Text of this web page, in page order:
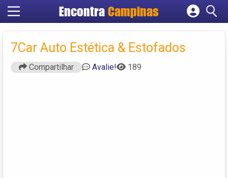
Encontra Campinas
Cadastrar empresa
Criar conta
7Car Auto Estética & Estofados
Compartilhar Avalie! 189